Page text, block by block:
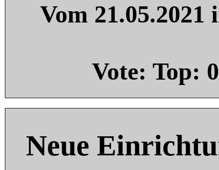
Vom
Vote: Top: 0
Neue